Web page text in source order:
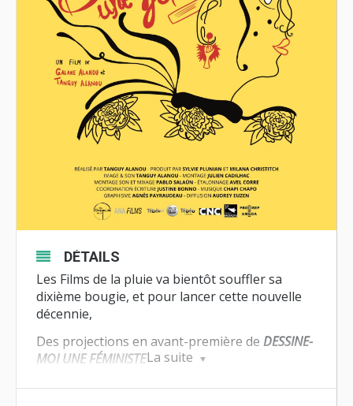
La suite
DÉTAILS
Les Films de la pluie va bientôt souffler sa
dixième bougie, et pour lancer cette nouvelle
décennie,
Des projections en avant-première de DESSINE-
MOI UNE FÉMINISTE
un film co-écrit par une jeune autrice, Galane